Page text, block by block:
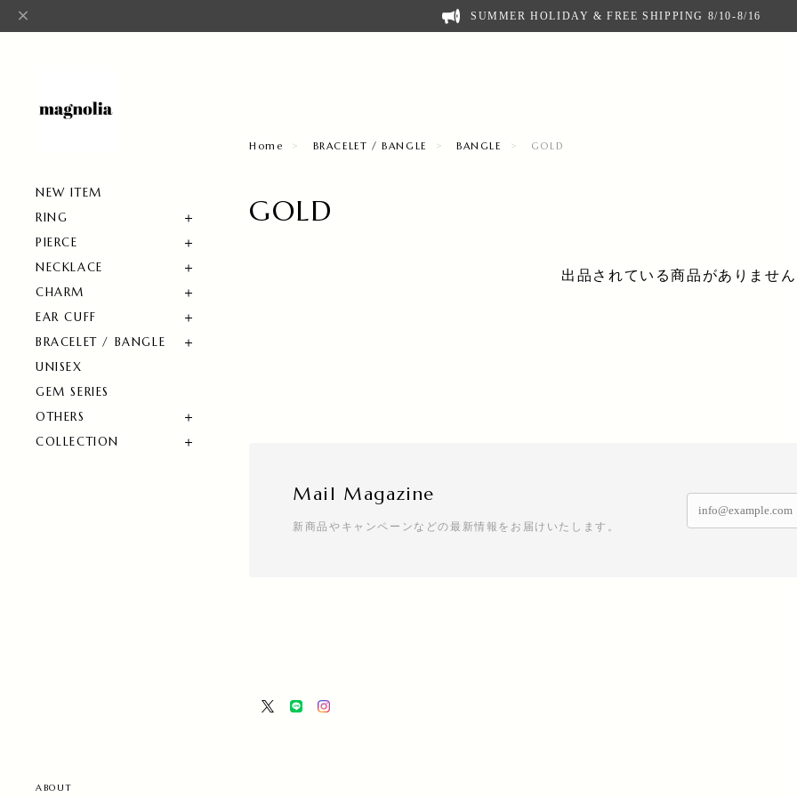
SUMMER HOLIDAY & FREE SHIPPING 8/10-8/16
NEW ITEM
RING
PIERCE
NECKLACE
CHARM
EAR CUFF
BRACELET / BANGLE
UNISEX
GEM SERIES
OTHERS
COLLECTION
ABOUT
Home BRACELET / BANGLE BANGLE GOLD
GOLD
出品されている商品がありませ
Mail Magazine
新商品やキャンペーンなどの最新情報をお届けいたします。